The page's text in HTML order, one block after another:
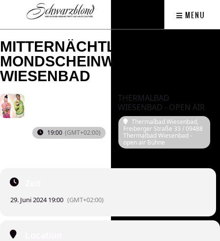
MENU
MITTERNÄCHTLICHE
MONDSCHEINWUNDER -
WIESENBAD
19:00 (GMT+02:00)
THERMALBAD
WIESENBAD - OPEN AIR
Thermalbad Wiesenbad,
Freiberger Straße 33 / 09488
Thermalbad Wiesenbad -
open air Bühne
29. Juni 2024 19:00 (GMT+02:00)